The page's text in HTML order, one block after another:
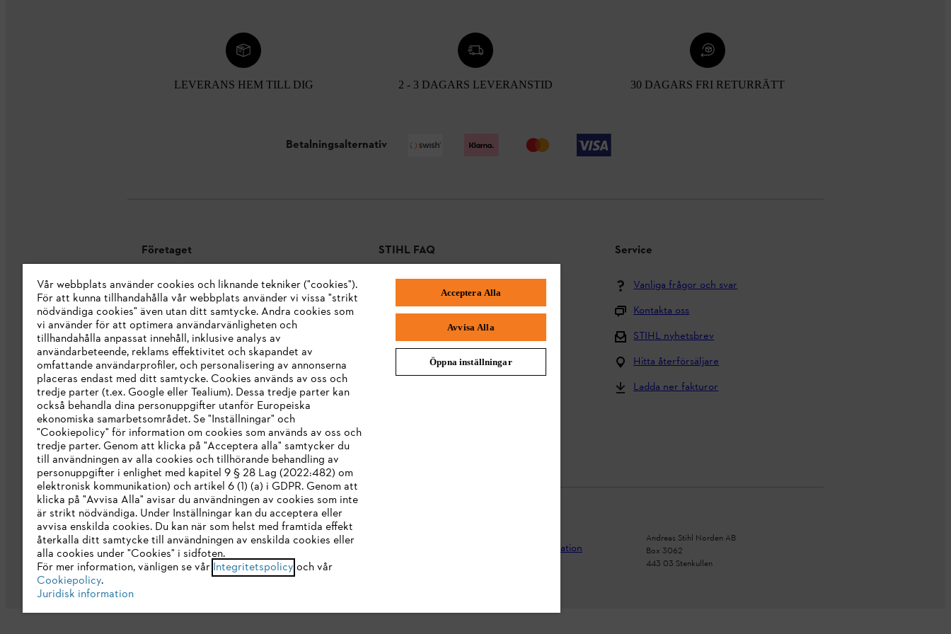
LEVERANS HEM TILL DIG 2 - 3 DAGARS LEVERANSTID 30 DAGARS FRI RETURRÄTT
Betalningsalternativ
Företaget
Om oss
STIHL Integrity Line
STIHL varumärkesbutik
Tillgänglighetsredogörelse
STIHL FAQ
Frakt och leverans
Reklamationer och garanti
Service
Vanliga frågor och svar
Kontakta oss
STIHL nyhetsbrev
Hitta återförsäljare
Ladda ner fakturor
Allmänna villkor och bestämmelser Integritetspolicy Juridisk information
Andreas Stihl Norden AB
Box 3062
443 03 Stenkullen
Vår webbplats använder cookies och liknande tekniker ("cookies").
För att kunna tillhandahålla vår webbplats använder vi vissa "strikt
nödvändiga cookies" även utan ditt samtycke. Andra cookies som
vi använder för att optimera användarvänligheten och
tillhandahålla anpassat innehåll, inklusive analys av
användarbeteende, reklams effektivitet och skapandet av
omfattande användarprofiler, och personalisering av annonserna
placeras endast med ditt samtycke. Cookies används av oss och
tredje parter (t.ex. Google eller Tealium). Dessa tredje parter kan
också behandla dina personuppgifter utanför Europeiska
ekonomiska samarbetsområdet. Se "Inställningar" och
"Cookiepolicy" för information om cookies som används av oss och
tredje parter. Genom att klicka på "Acceptera alla" samtycker du
till användningen av alla cookies och tillhörande behandling av
personuppgifter i enlighet med kapitel 9 § 28 Lag (2022:482) om
elektronisk kommunikation) och artikel 6 (1) (a) i GDPR. Genom att
klicka på "Avvisa Alla" avisar du användningen av cookies som inte
är strikt nödvändiga. Under Inställningar kan du acceptera eller
avvisa enskilda cookies. Du kan när som helst med framtida effekt
återkalla ditt samtycke till användningen av enskilda cookies eller
alla cookies under "Cookies" i sidfoten.
För mer information, vänligen se vår Integritetspolicy och vår
Cookiepolicy.
Juridisk information
Acceptera Alla
Avvisa Alla
Öppna inställningar